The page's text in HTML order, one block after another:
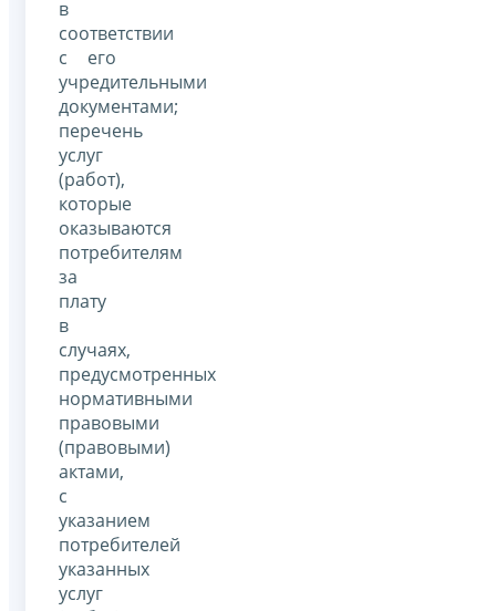
в
соответствии
с его
учредительными
документами;
перечень
услуг
(работ),
которые
оказываются
потребителям
за
плату
в
случаях,
предусмотренных
нормативными
правовыми
(правовыми)
актами,
с
указанием
потребителей
указанных
услуг